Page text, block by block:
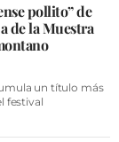
pollito” de
de la Muestra
un título más
festival